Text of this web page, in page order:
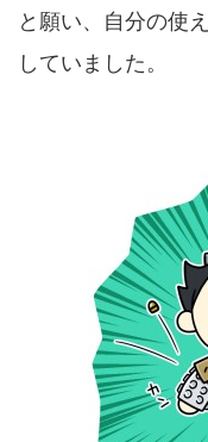
と願い、自分の使
していました。